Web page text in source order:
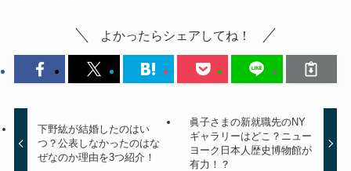
よかったらシェアしてね！
下野紘が結婚したのはい
つ？公表しなかったのはな
ぜなのか理由を3つ紹介！
眞子さまの新就職先のNY
ギャラリーはどこ？ニュー
ヨーク日本人歴史博物館が
有力！？